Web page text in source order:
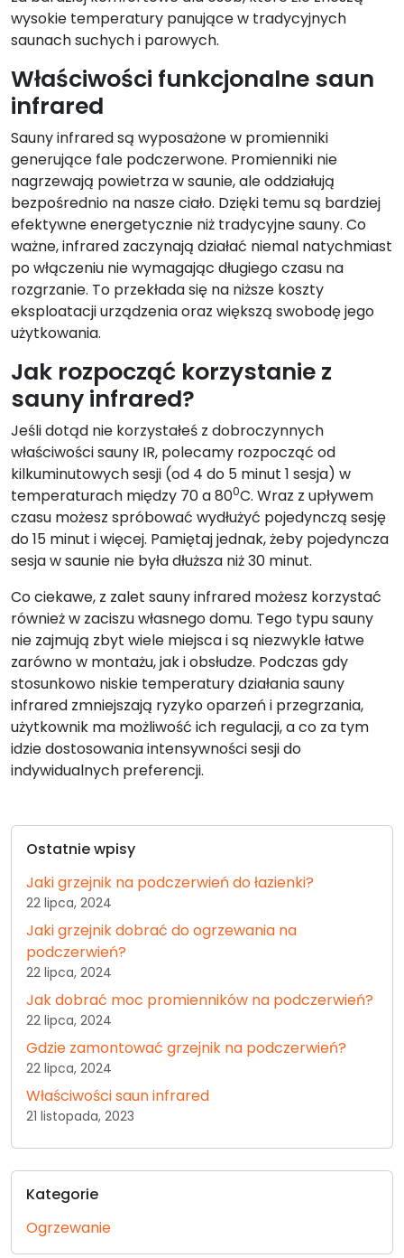
wysokie temperatury panujące w tradycyjnych
saunach suchych i parowych.
Właściwości funkcjonalne saun
infrared
Sauny infrared są wyposażone w promienniki
generujące fale podczerwone. Promienniki nie
nagrzewają powietrza w saunie, ale oddziałują
bezpośrednio na nasze ciało. Dzięki temu są bardziej
efektywne energetycznie niż tradycyjne sauny. Co
ważne, infrared zaczynają działać niemal natychmiast
po włączeniu nie wymagając długiego czasu na
rozgrzanie. To przekłada się na niższe koszty
eksploatacji urządzenia oraz większą swobodę jego
użytkowania.
Jak rozpocząć korzystanie z
sauny infrared?
Jeśli dotąd nie korzystałeś z dobroczynnych
właściwości sauny IR, polecamy rozpocząć od
kilkuminutowych sesji (od 4 do 5 minut 1 sesja) w
temperaturach między 70 a 800C. Wraz z upływem
czasu możesz spróbować wydłużyć pojedynczą sesję
do 15 minut i więcej. Pamiętaj jednak, żeby pojedyncza
sesja w saunie nie była dłuższa niż 30 minut.
Co ciekawe, z zalet sauny infrared możesz korzystać
również w zaciszu własnego domu. Tego typu sauny
nie zajmują zbyt wiele miejsca i są niezwykle łatwe
zarówno w montażu, jak i obsłudze. Podczas gdy
stosunkowo niskie temperatury działania sauny
infrared zmniejszają ryzyko oparzeń i przegrzania,
użytkownik ma możliwość ich regulacji, a co za tym
idzie dostosowania intensywności sesji do
indywidualnych preferencji.
Ostatnie wpisy
Jaki grzejnik na podczerwień do łazienki?
22 lipca, 2024
Jaki grzejnik dobrać do ogrzewania na
podczerwień?
22 lipca, 2024
Jak dobrać moc promienników na podczerwień?
22 lipca, 2024
Gdzie zamontować grzejnik na podczerwień?
22 lipca, 2024
Właściwości saun infrared
21 listopada, 2023
Kategorie
Ogrzewanie